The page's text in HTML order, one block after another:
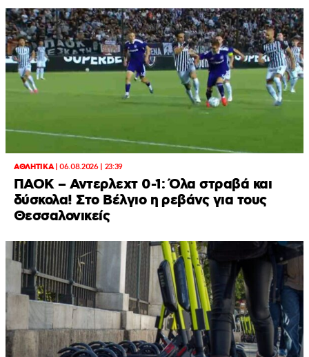
ΑΘΛΗΤΙΚΑ|06.08.2026 | 23:39
ΠΑΟΚ – Αντερλεχτ 0-1: Όλα στραβά και
δύσκολα! Στο Βέλγιο η ρεβάνς για τους
Θεσσαλονικείς